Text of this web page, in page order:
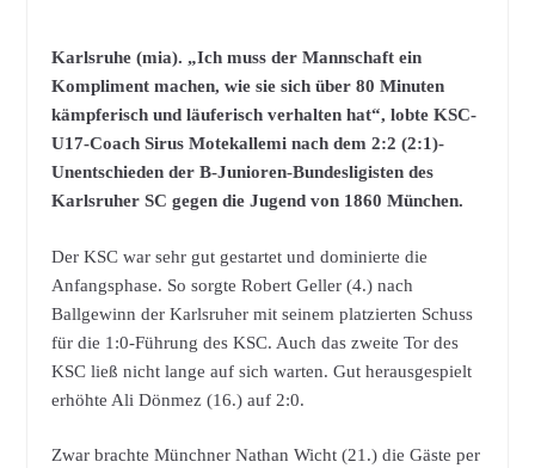
Karlsruhe (mia). „Ich muss der Mannschaft ein
Kompliment machen, wie sie sich über 80 Minuten
kämpferisch und läuferisch verhalten hat“, lobte KSC-
U17-Coach Sirus Motekallemi nach dem 2:2 (2:1)-
Unentschieden der B-Junioren-Bundesligisten des
Karlsruher SC gegen die Jugend von 1860 München.
Der KSC war sehr gut gestartet und dominierte die
Anfangsphase. So sorgte Robert Geller (4.) nach
Ballgewinn der Karlsruher mit seinem platzierten Schuss
für die 1:0-Führung des KSC. Auch das zweite Tor des
KSC ließ nicht lange auf sich warten. Gut herausgespielt
erhöhte Ali Dönmez (16.) auf 2:0.
Zwar brachte Münchner Nathan Wicht (21.) die Gäste per